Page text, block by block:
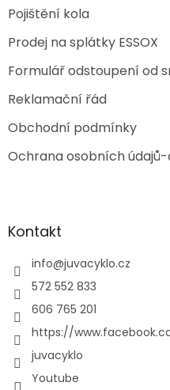
Pojištění kola
Prodej na splátky ESSOX
Formulář odstoupení od
Reklamační řád
Obchodní podmínky
Ochrana osobních
Kontakt
info@juvacyklo.cz
572 552 833
606 765 201
https://
juvacyklo
Youtube